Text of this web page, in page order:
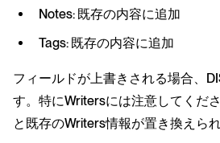
Notes: 既存の内容に追加
Tags: 既存の内容に追加
フィールドが上書きされる場合、
す。特にWritersには注意してくだ
と既存のWriters情報が置き換えられ